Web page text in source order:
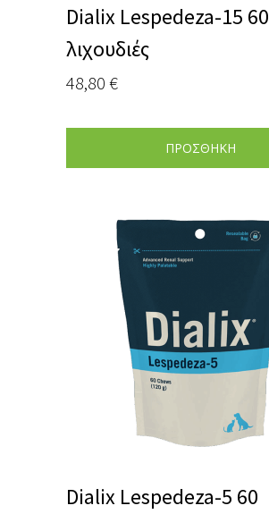
Dialix Lespedeza-15 60
λιχουδιές
48,80 €
ΠΡΟΣΘΗΚΗ
Dialix Lespedeza-5 60